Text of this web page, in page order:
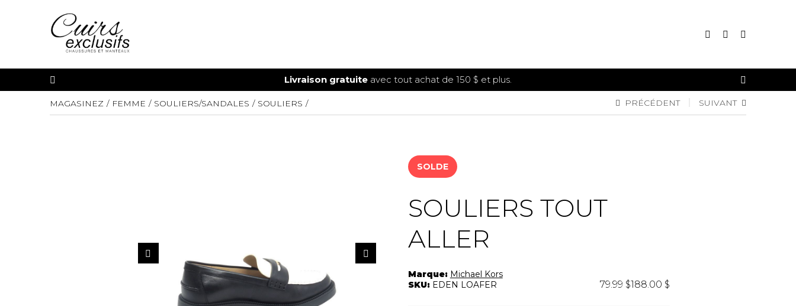
CONNEXION
INSCRIPTION
Livraison gratuite avec tout achat de 150 $ et plus.
MAGASINEZ FEMME SOULIERS/SANDALES SOULIERS PRÉCÉDENT SUIVANT
SOLDE
SOULIERS TOUT
ALLER
Marque: Michael Kors
SKU: EDEN LOAFER 79.99 $188.00 $